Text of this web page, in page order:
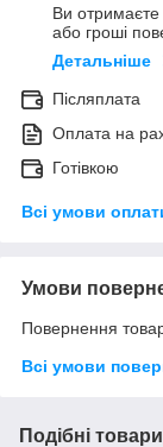
Ви
або гроші
Детальніше
Післяплата
Оплата на
Готівкою
Всі умови
Умови
Повернення
Всі умови
Подібні